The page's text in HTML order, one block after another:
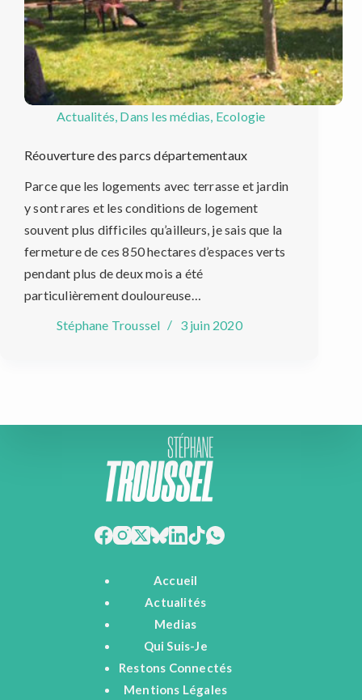
Actualités Dans les médias Ecologie
Réouverture des parcs départementaux
Parce que les logements avec terrasse et jardin
y sont rares et les conditions de logement
souvent plus difficiles qu’ailleurs, je sais que la
fermeture de ces 850 hectares d’espaces verts
pendant plus de deux mois a été
particulièrement douloureuse…
Stéphane Troussel
3 juin 2020
Accueil
Actualités
Medias
Qui Suis-Je
Restons Connectés
Mentions Légales